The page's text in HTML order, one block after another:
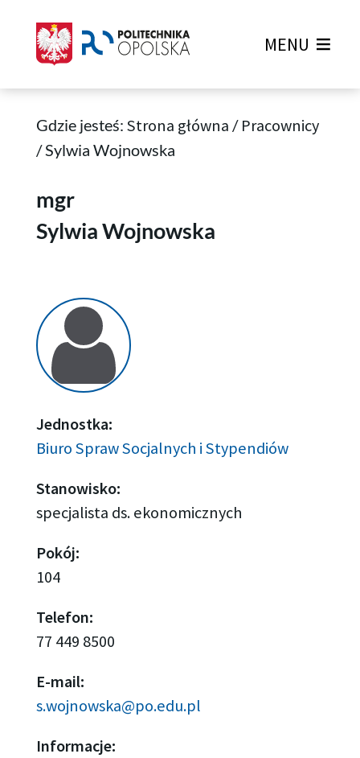
MENU
Gdzie jesteś: Strona główna / Pracownicy
/Sylwia Wojnowska
mgr
Sylwia Wojnowska
Jednostka:
Biuro Spraw Socjalnych i Stypendiów
Stanowisko:
specjalista ds. ekonomicznych
Pokój:
104
Telefon:
77 449 8500
E-mail:
s.wojnowska@po.edu.pl
Informacje: